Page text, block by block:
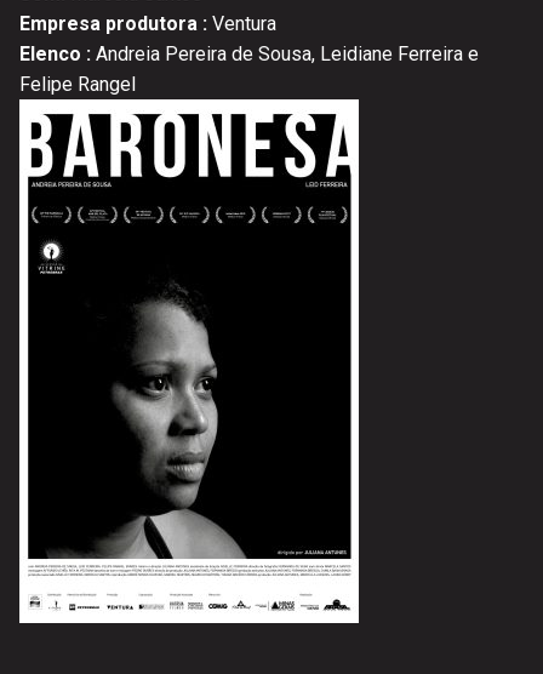
Empresa produtora : Ventura
Elenco : Andreia Pereira de Sousa, Leidiane Ferreira e
Felipe Rangel